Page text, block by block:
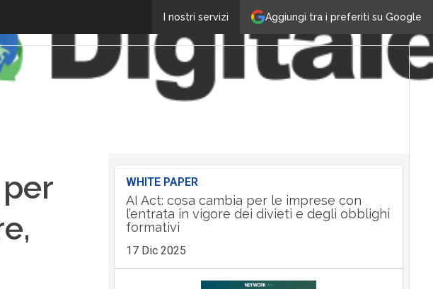
Aggiungi tra i preferiti su Google
I nostri servizi
WHITE PAPER
AI Act: cosa cambia per le imprese con
l’entrata in vigore dei divieti e degli obblighi
formativi
17 Dic 2025